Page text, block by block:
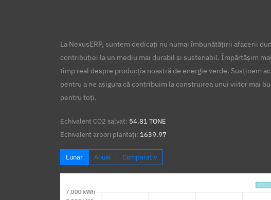
La NexusERP, suntem dedicați nu numai îmbunătățirii afacerii
contribuției la un mediu mai durabil și sustenabil. Împărtășim
timp real despre producția noastră de energie verde. Susținem
pentru a ne asigura că contribuim la construirea unui viitor mai
pentru toți.
Echivalent CO2 salvat: 54.81 TONE
Echivalent arbori plantați: 1639.97
Lunar Anual Comparativ